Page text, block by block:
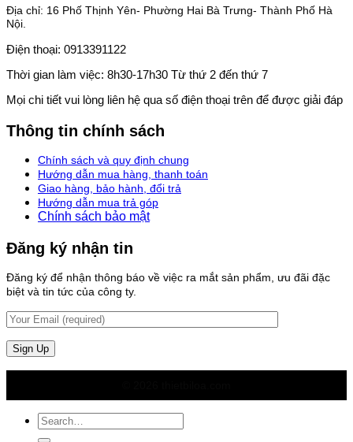
Địa chỉ: 16 Phố Thịnh Yên- Phường Hai Bà Trưng- Thành Phố Hà
Nội.
Điện thoại: 0913391122
Thời gian làm việc: 8h30-17h30 Từ thứ 2 đến thứ 7
Mọi chi tiết vui lòng liên hệ qua số điện thoại trên để được giải đáp
Thông tin chính sách
Chính sách và quy định chung
Hướng dẫn mua hàng, thanh toán
Giao hàng, bảo hành, đổi trả
Hướng dẫn mua trả góp
Chính sách bảo mật
Đăng ký nhận tin
Đăng ký để nhận thông báo về việc ra mắt sản phẩm, ưu đãi đặc
biệt và tin tức của công ty.
Search
for: